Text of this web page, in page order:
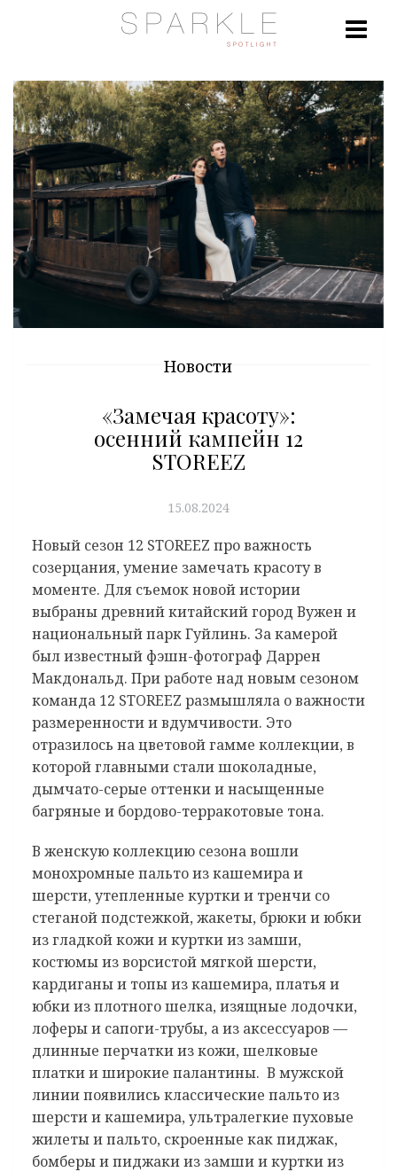
Новости
«Замечая красоту»:
осенний кампейн 12
STOREEZ
15.08.2024
Новый сезон 12 STOREEZ про важность
созерцания, умение замечать красоту в
моменте. Для съемок новой истории
выбраны древний китайский город Вужен и
национальный парк Гуйлинь. За камерой
был известный фэшн-фотограф Даррен
Макдональд. При работе над новым сезоном
команда 12 STOREEZ размышляла о важности
размеренности и вдумчивости. Это
отразилось на цветовой гамме коллекции, в
которой главными стали шоколадные,
дымчато-серые оттенки и насыщенные
багряные и бордово-терракотовые тона.
В женскую коллекцию сезона вошли
монохромные пальто из кашемира и
шерсти, утепленные куртки и тренчи со
стеганой подстежкой, жакеты, брюки и юбки
из гладкой кожи и куртки из замши,
костюмы из ворсистой мягкой шерсти,
кардиганы и топы из кашемира, платья и
юбки из плотного шелка, изящные лодочки,
лоферы и сапоги-трубы, а из аксессуаров —
длинные перчатки из кожи, шелковые
платки и широкие палантины. В мужской
линии появились классические пальто из
шерсти и кашемира, ультралегкие пуховые
жилеты и пальто, скроенные как пиджак,
бомберы и пиджаки из замши и куртки из